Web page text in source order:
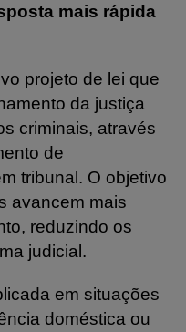
mais rápida
projeto de lei que
da justiça
criminais, através
de
tribunal. O objetivo
avancem mais
reduzindo os
judicial.
em situações
doméstica ou